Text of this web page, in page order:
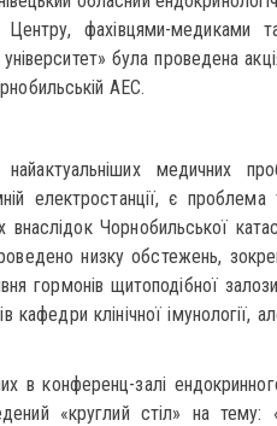
Центру, фахівцями-медиками
була проведена
АЕС.
медичних
електростанції, є
внаслідок Чорнобильської
низку обстежень,
гормонів щитоподібної
кафедри клінічної
в конференц-залі
«круглий стіл» на тему: